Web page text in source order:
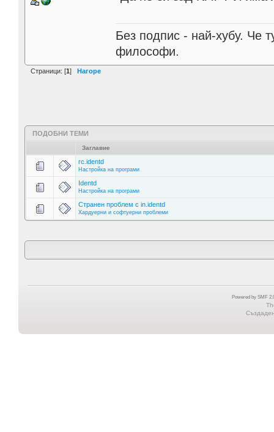
Без подпис - най-хубу. Че
философи.
Страници: [1] Нагоре
ПОДОБНИ ТЕМИ
Заглавие
rc.identd
Настройка на програми
Identd
Настройка на програми
Странен проблем с in.identd
Хардуерни и софтуерни проблеми
Powered by SMF